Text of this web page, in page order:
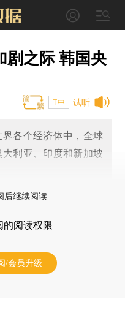
剧之际 韩国央
试听
T中
各个经济体中，全球
利亚、印度和新加坡
后继续阅读
的阅读权限
/会员升级